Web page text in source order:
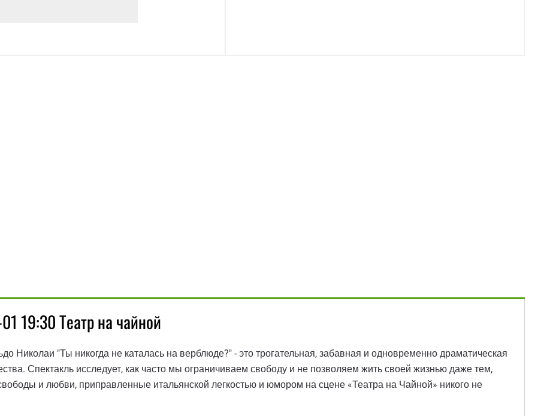
19:30 Театр на чайной
Николаи "Ты никогда не каталась на верблюде?" - это трогательная, забавная и одновременно драматическая
Спектакль исследует, как часто мы ограничиваем свободу и не позволяем жить своей жизнью даже тем,
и любви, приправленные итальянской легкостью и юмором на сцене «Театра на Чайной» никого не